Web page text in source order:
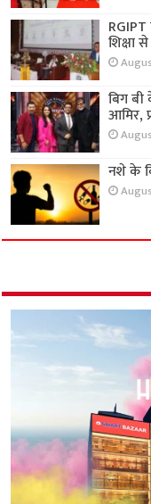
शिक्षा
बिग
आमिर,
नशे के